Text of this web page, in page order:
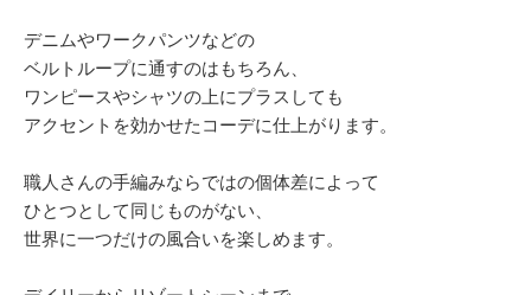
デニムやワークパンツなどの
ベルトループに通すのはもちろん、
ワンピースやシャツの上にプラスしても
アクセントを効かせたコーデに仕上がります。
職人さんの手編みならではの個体差によって
ひとつとして同じものがない、
世界に一つだけの風合いを楽しめます。